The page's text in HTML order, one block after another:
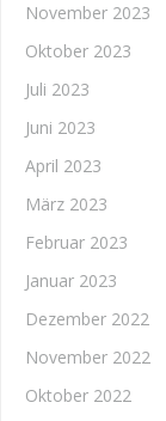
November 2023
Oktober 2023
Juli 2023
Juni 2023
April 2023
März 2023
Februar 2023
Januar 2023
Dezember 2022
November 2022
Oktober 2022